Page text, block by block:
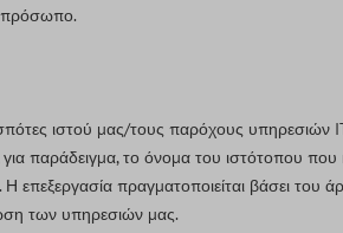
πρόσωπο.
ιστού μας/τους παρόχους
παράδειγμα, το όνομα του ιστότοπου
επεξεργασία πραγματοποιείται βάσει
των υπηρεσιών μας.